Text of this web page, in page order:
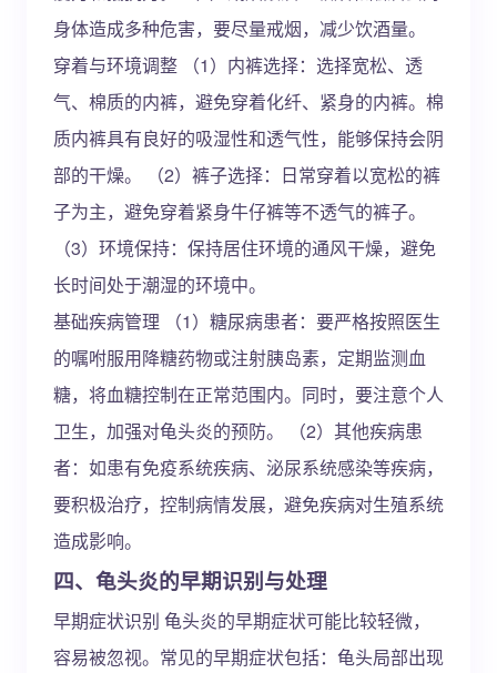
身体造成多种危害，要尽量戒烟，减少饮酒量。
穿着与环境调整 （1）内裤选择：选择宽松、透
气、棉质的内裤，避免穿着化纤、紧身的内裤。棉
质内裤具有良好的吸湿性和透气性，能够保持会阴
部的干燥。 （2）裤子选择：日常穿着以宽松的裤
子为主，避免穿着紧身牛仔裤等不透气的裤子。
（3）环境保持：保持居住环境的通风干燥，避免
长时间处于潮湿的环境中。
基础疾病管理 （1）糖尿病患者：要严格按照医生
的嘱咐服用降糖药物或注射胰岛素，定期监测血
糖，将血糖控制在正常范围内。同时，要注意个人
卫生，加强对龟头炎的预防。 （2）其他疾病患
者：如患有免疫系统疾病、泌尿系统感染等疾病，
要积极治疗，控制病情发展，避免疾病对生殖系统
造成影响。
四、龟头炎的早期识别与处理
早期症状识别 龟头炎的早期症状可能比较轻微，
容易被忽视。常见的早期症状包括：龟头局部出现